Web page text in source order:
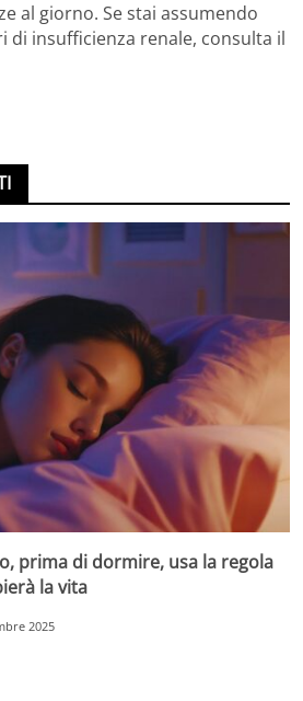
al giorno. Se stai assumendo
di insufficienza renale, consulta il
prima di dormire, usa la regola
la vita
2025